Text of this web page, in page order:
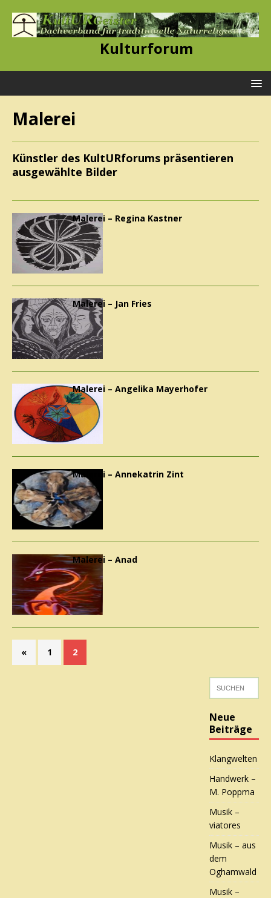
Kulturforum
Malerei
Künstler des KultURforums präsentieren
ausgewählte Bilder
Malerei – Regina Kastner
Malerei – Jan Fries
Malerei – Angelika Mayerhofer
Malerei – Annekatrin Zint
Malerei – Anad
« 1 2
Neue
Beiträge
Klangwelten
Handwerk –
M. Poppma
Musik –
viatores
Musik – aus
dem
Oghamwald
Musik –